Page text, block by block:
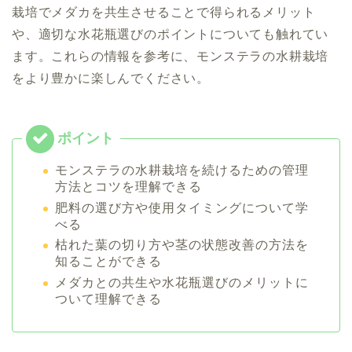
栽培でメダカを共生させることで得られるメリット
や、適切な水花瓶選びのポイントについても触れてい
ます。これらの情報を参考に、モンステラの水耕栽培
をより豊かに楽しんでください。
モンステラの水耕栽培を続けるための管理
方法とコツを理解できる
肥料の選び方や使用タイミングについて学
べる
枯れた葉の切り方や茎の状態改善の方法を
知ることができる
メダカとの共生や水花瓶選びのメリットに
ついて理解できる